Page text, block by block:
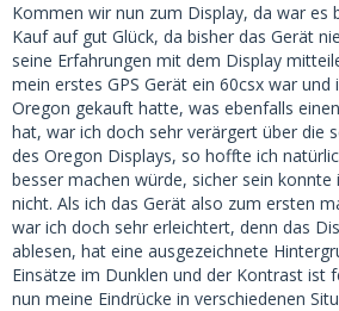
Kommen wir nun zum Display, da war es
Kauf auf gut Glück, da bisher das Gerät
seine Erfahrungen mit dem Display
mein erstes GPS Gerät ein 60csx war und
Oregon gekauft hatte, was ebenfalls
hat, war ich doch sehr verärgert über die
des Oregon Displays, so hoffte ich
besser machen würde, sicher sein konnte
nicht. Als ich das Gerät also zum ersten
war ich doch sehr erleichtert, denn das
ablesen, hat eine ausgezeichnete
Einsätze im Dunklen und der Kontrast ist
nun meine Eindrücke in verschiedenen